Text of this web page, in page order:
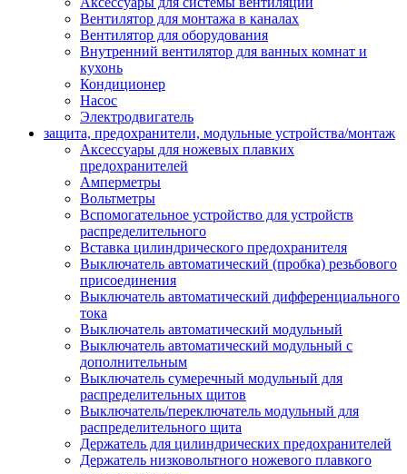
Вентилятор для монтажа в каналах
Вентилятор для оборудования
Внутренний вентилятор для ванных комнат и
кухонь
Кондиционер
Насос
Электродвигатель
защита, предохранители, модульные устройства/монтаж
Аксессуары для ножевых плавких
предохранителей
Амперметры
Вольтметры
Вспомогательное устройство для устройств
распределительного
Вставка цилиндрического предохранителя
Выключатель автоматический (пробка) резьбового
присоединения
Выключатель автоматический дифференциального
тока
Выключатель автоматический модульный
Выключатель автоматический модульный с
дополнительным
Выключатель сумеречный модульный для
распределительных щитов
Выключатель/переключатель модульный для
распределительного щита
Держатель для цилиндрических предохранителей
Держатель низковольтного ножевого плавкого